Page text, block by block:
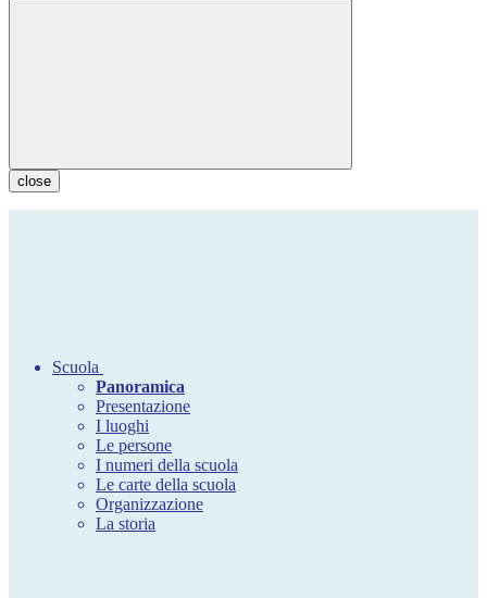
close
Scuola
Panoramica
Presentazione
I luoghi
Le persone
I numeri della scuola
Le carte della scuola
Organizzazione
La storia